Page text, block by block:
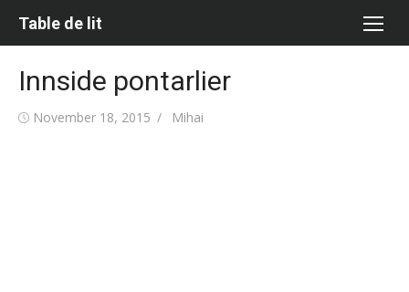
Table de lit
Innside pontarlier
Posted
November 18, 2015 Author
Mihai